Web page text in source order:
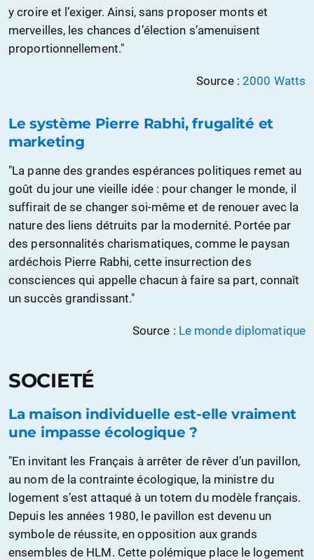
y croire et l’exiger. Ainsi, sans proposer monts et
merveilles, les chances d’élection s’amenuisent
proportionnellement."
Source : 2000 Watts
Le système Pierre Rabhi, frugalité et
marketing
"La panne des grandes espérances politiques remet au
goût du jour une vieille idée : pour changer le monde, il
suffirait de se changer soi-même et de renouer avec la
nature des liens détruits par la modernité. Portée par
des personnalités charismatiques, comme le paysan
ardéchois Pierre Rabhi, cette insurrection des
consciences qui appelle chacun à faire sa part, connaît
un succès grandissant."
Source : Le monde diplomatique
SOCIETÉ
La maison individuelle est-elle vraiment
une impasse écologique ?
"En invitant les Français à arrêter de rêver d’un pavillon,
au nom de la contrainte écologique, la ministre du
logement s’est attaqué à un totem du modèle français.
Depuis les années 1980, le pavillon est devenu un
symbole de réussite, en opposition aux grands
ensembles de HLM. Cette polémique place le logement